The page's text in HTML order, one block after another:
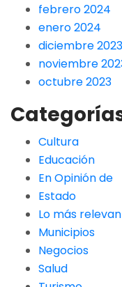
febrero 2024
enero 2024
diciembre 2023
noviembre
octubre 2023
Cultura
Educación
En Opinión de
Estado
Lo más
Municipios
Negocios
Salud